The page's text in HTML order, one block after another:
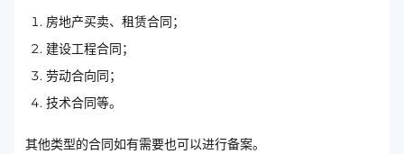
房地产买卖、租赁合同；
建设工程合同；
劳动合向同；
技术合同等。
其他类型的合同如有需要也可以进行备案。